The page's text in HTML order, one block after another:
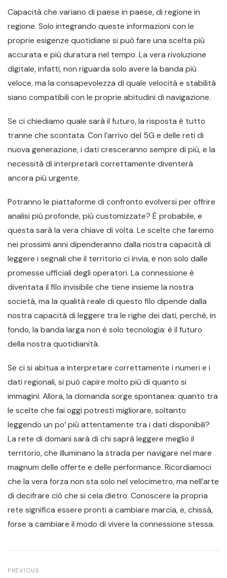
Capacità che variano di paese in paese, di regione in
regione. Solo integrando queste informazioni con le
proprie esigenze quotidiane si può fare una scelta più
accurata e più duratura nel tempo. La vera rivoluzione
digitale, infatti, non riguarda solo avere la banda più
veloce, ma la consapevolezza di quale velocità e stabilità
siano compatibili con le proprie abitudini di navigazione.
Se ci chiediamo quale sarà il futuro, la risposta è tutto
tranne che scontata. Con l’arrivo del 5G e delle reti di
nuova generazione, i dati cresceranno sempre di più, e la
necessità di interpretarli correttamente diventerà
ancora più urgente.
Potranno le piattaforme di confronto evolversi per offrire
analisi più profonde, più customizzate? È probabile, e
questa sarà la vera chiave di volta. Le scelte che faremo
nei prossimi anni dipenderanno dalla nostra capacità di
leggere i segnali che il territorio ci invia, e non solo dalle
promesse ufficiali degli operatori. La connessione è
diventata il filo invisibile che tiene insieme la nostra
società, ma la qualità reale di questo filo dipende dalla
nostra capacità di leggere tra le righe dei dati, perché, in
fondo, la banda larga non è solo tecnologia: è il futuro
della nostra quotidianità.
Se ci si abitua a interpretare correttamente i numeri e i
dati regionali, si può capire molto più di quanto si
immagini. Allora, la domanda sorge spontanea: quanto tra
le scelte che fai oggi potresti migliorare, soltanto
leggendo un po’ più attentamente tra i dati disponibili?
La rete di domani sarà di chi saprà leggere meglio il
territorio, che illuminano la strada per navigare nel mare
magnum delle offerte e delle performance. Ricordiamoci
che la vera forza non sta solo nel velocimetro, ma nell’arte
di decifrare ciò che si cela dietro. Conoscere la propria
rete significa essere pronti a cambiare marcia, e, chissà,
forse a cambiare il modo di vivere la connessione stessa.
PREVIOUS